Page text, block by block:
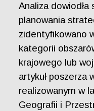
Analiza
planowania
zidentyfikowano
kategorii
krajowego lub
artykuł poszerza
realizowanym w
Geografii i